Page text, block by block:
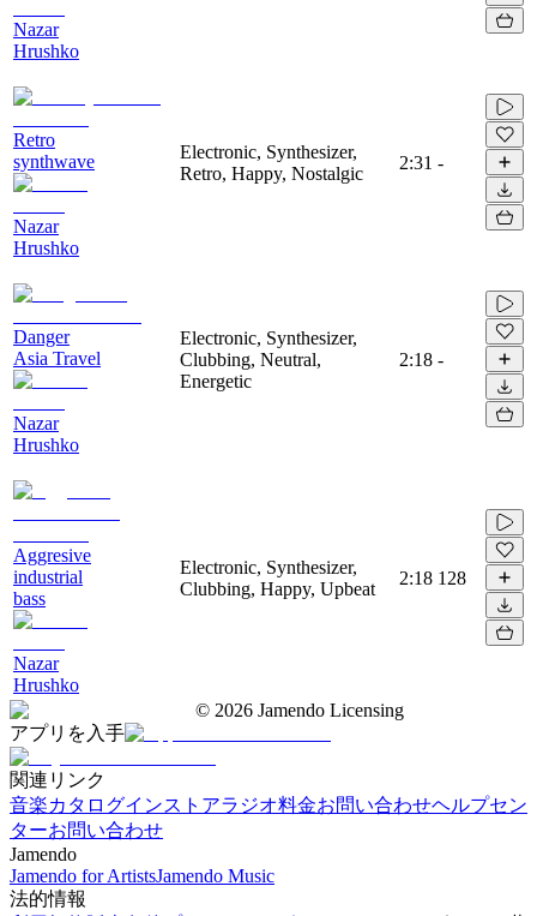
Nazar
Hrushko
Retro
synthwave
Nazar
Hrushko
Electronic, Synthesizer,
Retro, Happy, Nostalgic
2:31 -
Danger
Asia Travel
Nazar
Hrushko
Electronic, Synthesizer,
Clubbing, Neutral,
Energetic
2:18 -
Aggresive
industrial
bass
Nazar
Hrushko
Electronic, Synthesizer,
Clubbing, Happy, Upbeat
2:18 128
© 2026 Jamendo Licensing
アプリを入手
関連リンク
音楽カタログインストアラジオ料金お問い合わせヘルプセン
ターお問い合わせ
Jamendo
Jamendo for ArtistsJamendo Music
法的情報